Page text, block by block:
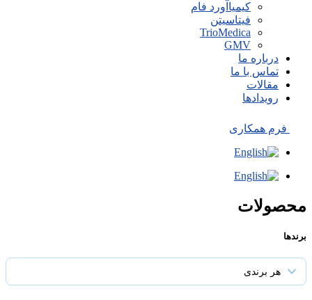
کیمیاآورد فام
فیتاسیتن
TrioMedica
GMV
درباره ما
تماس با ما
مقالات
رویدادها
فرم همکاری
محصولات
برندها